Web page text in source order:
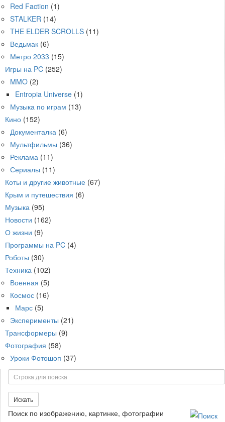
Red Faction (1)
STALKER (14)
THE ELDER SCROLLS (11)
Ведьмак (6)
Метро 2033 (15)
Игры на PC (252)
MMO (2)
Entropia Universe (1)
Музыка по играм (13)
Кино (152)
Документалка (6)
Мультфильмы (36)
Реклама (11)
Сериалы (11)
Коты и другие животные (67)
Крым и путешествия (6)
Музыка (95)
Новости (162)
О жизни (9)
Программы на PC (4)
Роботы (30)
Техника (102)
Военная (5)
Космос (16)
Марс (5)
Эксперименты (21)
Трансформеры (9)
Фотография (58)
Уроки Фотошоп (37)
Поиск
Искать
Поиск по изображению, картинке, фотографии